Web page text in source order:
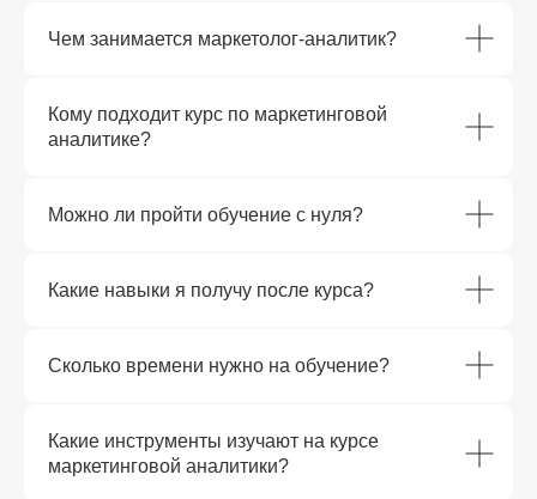
Чем занимается маркетолог-аналитик?
Кому подходит курс по маркетинговой
аналитике?
Можно ли пройти обучение с нуля?
Какие навыки я получу после курса?
Сколько времени нужно на обучение?
Какие инструменты изучают на курсе
маркетинговой аналитики?